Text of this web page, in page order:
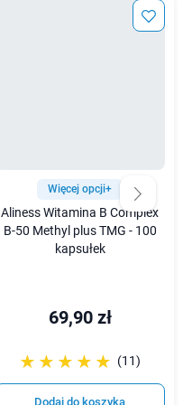
Więcej opcji+
Aliness Witamina B Complex
B-50 Methyl plus TMG - 100
kapsułek
69,90 zł
☆☆☆☆☆
★★★★★ (11)
Dodaj do koszyka